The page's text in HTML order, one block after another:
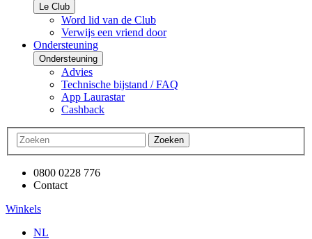
Le Club
Word lid van de Club
Verwijs een vriend door
Ondersteuning
Ondersteuning
Advies
Technische bijstand / FAQ
App Laurastar
Cashback
Zoeken
0800 0228 776
Contact
Winkels
NL